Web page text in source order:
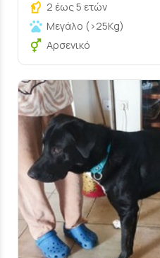
2 έως 5 ετών
Μεγάλο (>25Kg)
Αρσενικό